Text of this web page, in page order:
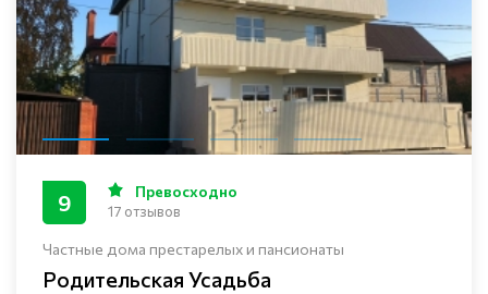
Частные дома престарелых и пансионаты
Родительская Усадьба
9 Превосходно
17 отзывов